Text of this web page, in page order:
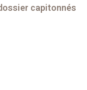
capitonnés